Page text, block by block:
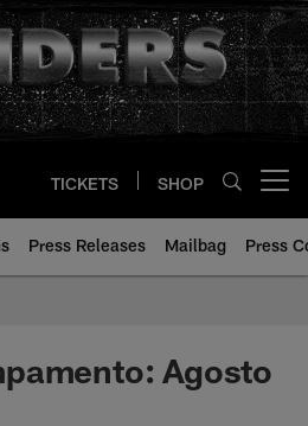
TICKETS SHOP
Press Releases Mailbag Press
Agosto